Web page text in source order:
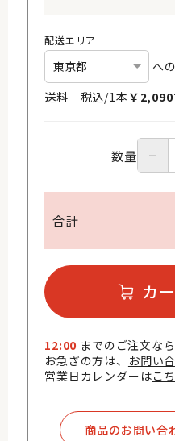
配送エリア
へ
送料 税込/1本 ￥ 2,090
数量 −
合計
カ
12:00 までのご注文な
お急ぎの方は、 お問い
営業日カレンダーはこ
商品のお問い合